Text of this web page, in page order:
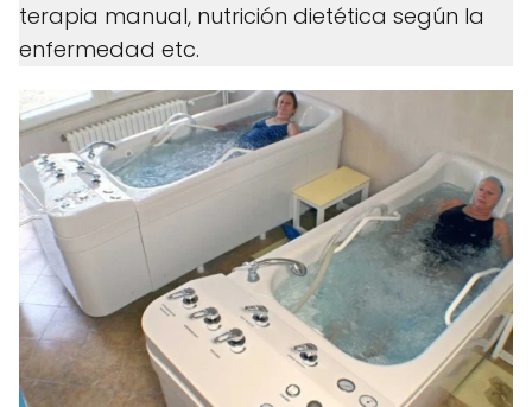
terapia manual, nutrición dietética según la
enfermedad etc.